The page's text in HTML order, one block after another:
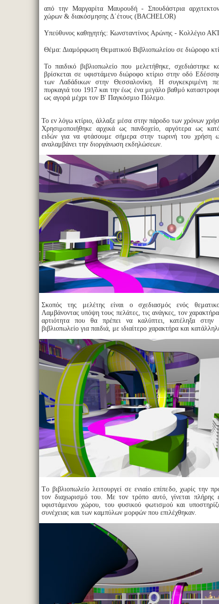
από την Μαργαρίτα Μαυρουδή - Σπουδάστρια
χώρων & διακόσμησης Δ΄έτους (BACHELOR)
Υπεύθυνος καθηγητής: Κωνσταντίνος Αρώνης - Κολλέγιο
Θέμα: Διαμόρφωση Θεματικού Βιβλιοπωλείου σε διώροφο
Το παιδικό βιβλιοπωλείο που μελετήθηκε, σχεδιάστηκε
βρίσκεται σε υφιστάμενο διώροφο κτίριο στην οδό
των Λαδάδικων στην Θεσσαλονίκη. Η συγκεκριμένη
πυρκαγιά του 1917 και την έως ένα μεγάλο βαθμό
ως αγορά μέχρι τον Β' Παγκόσμιο Πόλεμο.
Το εν λόγω κτίριο, άλλαξε μέσα στην πάροδο των χρόνων
Χρησιμοποιήθηκε αρχικά ως πανδοχείο, αργότερα ως
ειδών για να φτάσουμε σήμερα στην τωρινή του χρήση
αναλαμβάνει την διοργάνωση εκδηλώσεων.
Σκοπός της μελέτης είναι ο σχεδιασμός ενός
Λαμβάνοντας υπόψη τους πελάτες, τις ανάγκες, τον
αρτιότητα που θα πρέπει να καλύπτει, κατέληξα στην
βιβλιοπωλείο για παιδιά, με ιδιαίτερο χαρακτήρα και
Tο βιβλιοπωλείο λειτουργεί σε ενιαίο επίπεδο, χωρίς την
τον διαχωρισμό του. Με τον τρόπο αυτό, γίνεται πλήρης
υφιστάμενου χώρου, του φυσικού φωτισμού και
συνέχειας και των καμπύλων μορφών που επιλέχθηκαν.